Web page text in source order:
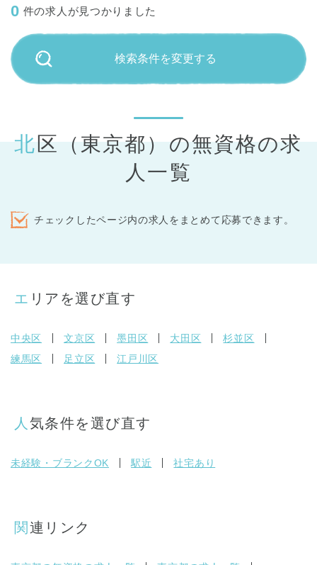
0 件の求人が見つかりました
検索条件を変更する
北区（東京都）の無資格の求
人一覧
チェックしたページ内の求人をまとめて応募できます。
エリアを選び直す
中央区 文京区 墨田区 大田区
杉並区
練馬区
足立区 江戸川区
人気条件を選び直す
未経験・ブランクOK 駅近 社宅あり
関連リンク